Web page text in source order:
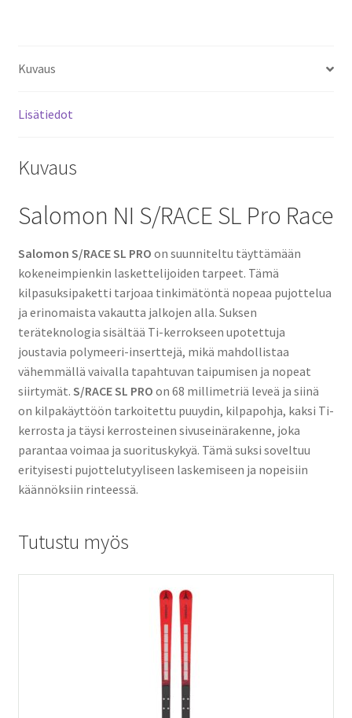
Kuvaus
Lisätiedot
Kuvaus
Salomon NI S/RACE SL Pro Race
Salomon S/RACE SL PRO on suunniteltu täyttämään
kokeneimpienkin laskettelijoiden tarpeet. Tämä
kilpasuksipaketti tarjoaa tinkimätöntä nopeaa pujottelua
ja erinomaista vakautta jalkojen alla. Suksen
teräteknologia sisältää Ti-kerrokseen upotettuja
joustavia polymeeri-inserttejä, mikä mahdollistaa
vähemmällä vaivalla tapahtuvan taipumisen ja nopeat
siirtymät. S/RACE SL PRO on 68 millimetriä leveä ja siinä
on kilpakäyttöön tarkoitettu puuydin, kilpapohja, kaksi Ti-
kerrosta ja täysi kerrosteinen sivuseinärakenne, joka
parantaa voimaa ja suorituskykyä. Tämä suksi soveltuu
erityisesti pujottelutyyliseen laskemiseen ja nopeisiin
käännöksiin rinteessä.
Tutustu myös